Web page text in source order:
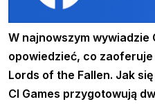
W najnowszym wywiadzie
opowiedzieć, co zaoferuje
Lords of the Fallen. Jak
CI Games przygotowują